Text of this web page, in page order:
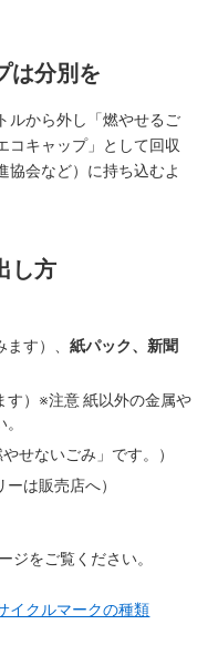
は分別を
ルから外し「燃やせるご
コキャップ」として回収
協会など）に持ち込むよ
し方
ます）、紙パック、新聞
す）※注意 紙以外の金属や
せないごみ」です。）
は販売店へ）
ジをご覧ください。
イクルマークの種類